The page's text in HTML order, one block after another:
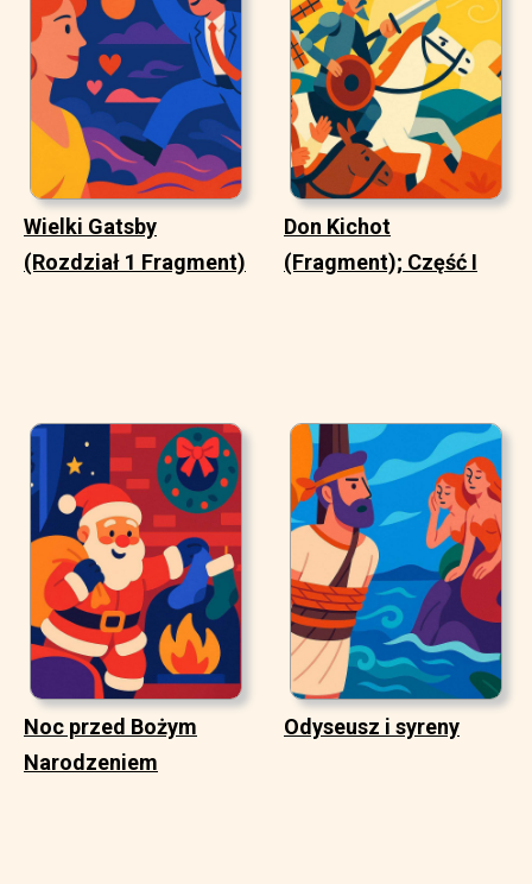
Wielki Gatsby
(Rozdział 1 Fragment)
Don Kichot
(Fragment); Część I
Noc przed Bożym
Narodzeniem
Odyseusz i syreny